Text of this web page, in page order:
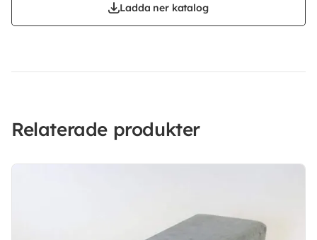
Ladda ner katalog
Relaterade produkter